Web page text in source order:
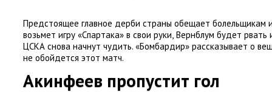
Предстоящее главное дерби страны обещает болельщикам
возьмет игру «Спартака» в свои руки, Вернблум будет рвать
ЦСКА снова начнут чудить. «Бомбардир» рассказывает о
не обойдется этот матч.
Акинфеев пропустит гол